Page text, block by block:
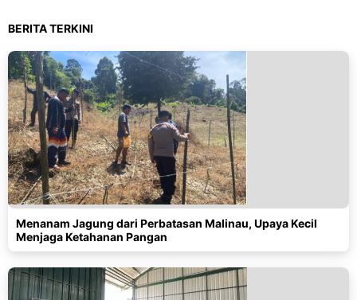
BERITA TERKINI
Menanam Jagung dari Perbatasan Malinau, Upaya Kecil
Menjaga Ketahanan Pangan